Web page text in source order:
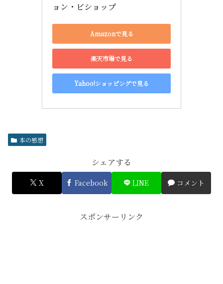
ョン・ビショップ
Amazonで見る
楽天市場で見る
Yahoo!ショッピングで見る
本の感想
シェアする
X Facebook LINE コメント
スポンサーリンク